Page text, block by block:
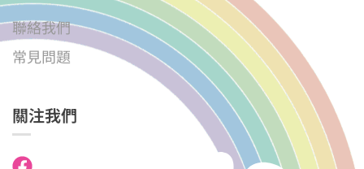
聯絡我們
常見問題
關注我們